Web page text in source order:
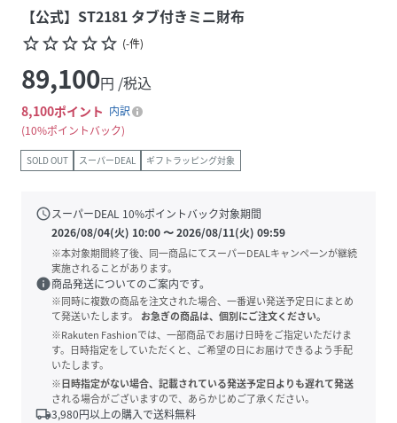
【公式】ST2181 タブ付きミニ財布
star_borderstar_borderstar_borderstar_borderstar_border (-件)
89,100円 /税込
8,100ポイント 内訳
10%ポイントバック
SOLD OUT スーパーDEAL ギフトラッピング対象
scheduleスーパーDEAL 10%ポイントバック対象期間
2026/08/04(火) 10:00〜2026/08/11(火) 09:59
※本対象期間終了後、同一商品にてスーパーDEALキャンペーンが継続
実施されることがあります。
info商品発送についてのご案内です。
※同時に複数の商品を注文された場合、一番遅い発送予定日にまとめ
て発送いたします。
お急ぎの商品は、個別にご注文ください。
※Rakuten Fashionでは、一部商品でお届け日時をご指定いただけま
す。日時指定をしていただくと、ご希望の日にお届けできるよう手配
いたします。
※日時指定がない場合、記載されている発送予定日よりも遅れて発送
される場合がございますので、あらかじめご了承ください。
local_shipping3,980円以上の購入で送料無料